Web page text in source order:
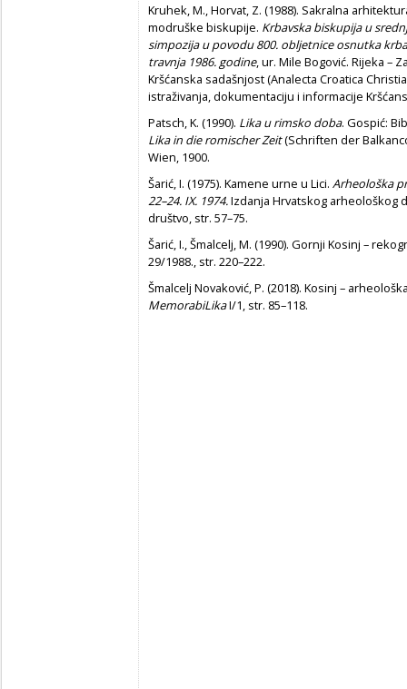
Kruhek, M., Horvat, Z. (1988). Sakralna
modruške biskupije. Krbavska biskupija u
simpozija u povodu 800. obljetnice osnutka
travnja 1986. godine, ur. Mile Bogović. Rijeka –
Kršćanska sadašnjost (Analecta Croatica
istraživanja, dokumentaciju i informacije
Patsch, K. (1990). Lika u rimsko doba. Gospić:
Lika in die romischer Zeit(Schriften der
Wien, 1900.
Šarić, I. (1975). Kamene urne u Lici. Arheološka
22–24. IX. 1974.Izdanja Hrvatskog arheološkog
društvo, str. 57–75.
Šarić, I., Šmalcelj, M. (1990). Gornji Kosinj –
29/1988., str. 220–222.
Šmalcelj Novaković, P. (2018). Kosinj –
MemorabiLikaI/1, str. 85–118.